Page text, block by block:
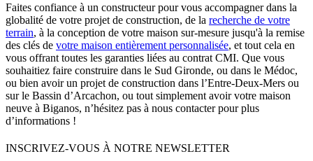
Faites confiance à un constructeur pour vous accompagner dans la
globalité de votre projet de construction, de la recherche de votre
terrain, à la conception de votre maison sur-mesure jusqu'à la remise
des clés de votre maison entièrement personnalisée, et tout cela en
vous offrant toutes les garanties liées au contrat CMI. Que vous
souhaitiez faire construire dans le Sud Gironde, ou dans le Médoc,
ou bien avoir un projet de construction dans l’Entre-Deux-Mers ou
sur le Bassin d’Arcachon, ou tout simplement avoir votre maison
neuve à Biganos, n’hésitez pas à nous contacter pour plus
d’informations !
INSCRIVEZ-VOUS À NOTRE NEWSLETTER